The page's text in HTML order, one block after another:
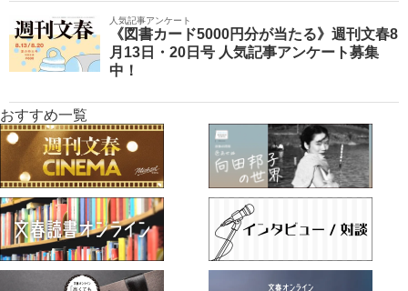
人気記事アンケート
《図書カード5000円分が当たる》週刊文春8
月13日・20日号 人気記事アンケート募集
中！
おすすめ一覧